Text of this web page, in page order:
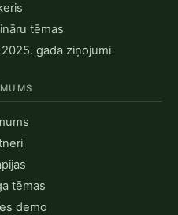
tēmas
gada ziņojumi
tēmas
demo